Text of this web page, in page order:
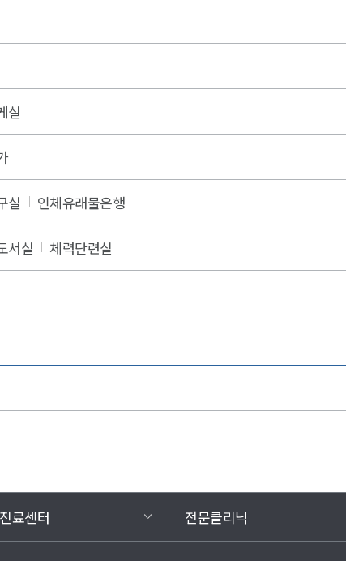
실
실 인체유래물은행
서실 체력단련실
료센터 전문클리닉